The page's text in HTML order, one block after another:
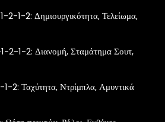
2-1-2: Δημιουργικότητα, Τελείωμα,
2-1-2: Διανομή, Σταμάτημα Σουτ,
2: Ταχύτητα, Ντρίμπλα, Αμυντικά